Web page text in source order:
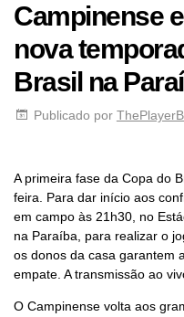
Campinense
nova
Brasil na
Publicado por
A primeira fase da Copa do
feira. Para dar início aos
em campo às 21h30, no
na Paraíba, para realizar o
os donos da casa garantem
empate. A transmissão ao
O Campinense volta aos